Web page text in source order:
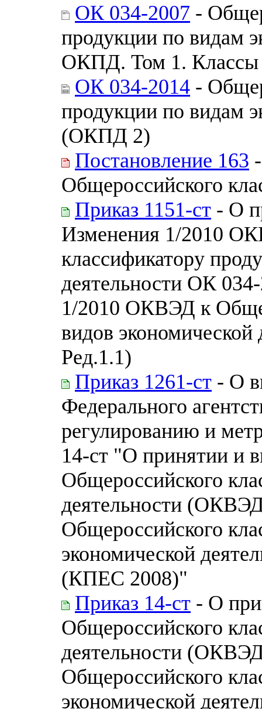
ОК 034-2007 -
продукции по видам
ОКПД. Том 1. Классы
ОК 034-2014 -
продукции по видам
(ОКПД 2)
Постановление 163
Общероссийского
Приказ 1151-ст - О
Изменения 1/2010
классификатору
деятельности ОК
1/2010 ОКВЭД к
видов
Ред.1.1)
Приказ 1261-ст - О
Федерального
регулированию и
14-ст "О принятии и
Общероссийского
деятельности
Общероссийского
экономической
(КПЕС 2008)"
Приказ 14-ст - О
Общероссийского
деятельности
Общероссийского
экономической